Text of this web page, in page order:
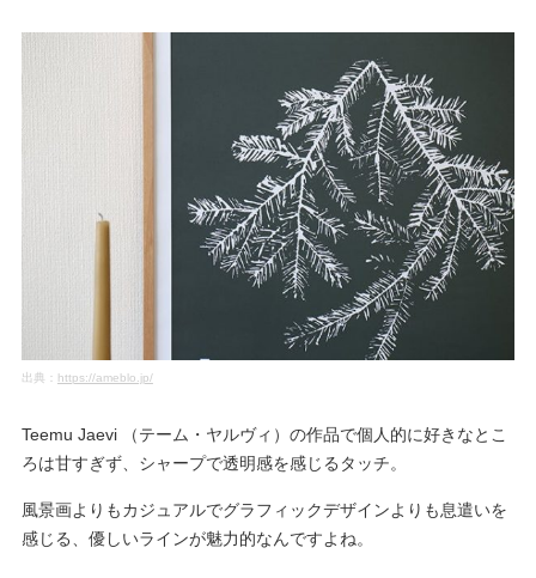
出典： https://ameblo.jp/
Teemu Jaevi （テーム・ヤルヴィ）の作品で個人的に好きなとこ
ろは甘すぎず、シャープで透明感を感じるタッチ。
風景画よりもカジュアルでグラフィックデザインよりも息遣いを
感じる、優しいラインが魅力的なんですよね。